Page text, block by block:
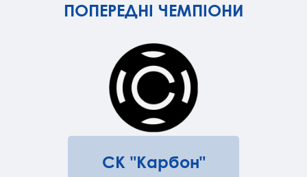
ПОПЕРЕДНІ ЧЕМПІОНИ
СК "Карбон"